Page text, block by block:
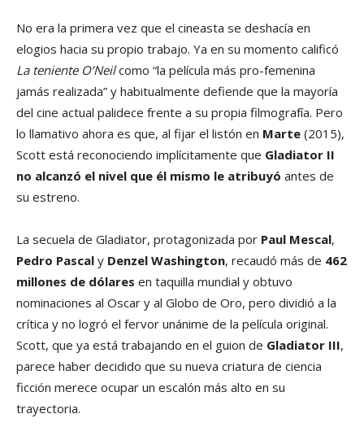
No era la primera vez que el cineasta se deshacía en
elogios hacia su propio trabajo. Ya en su momento calificó
La teniente O’Neilcomo “la película más pro-femenina
jamás realizada” y habitualmente defiende que la mayoría
del cine actual palidece frente a su propia filmografía. Pero
lo llamativo ahora es que, al fijar el listón en Marte (2015),
Scott está reconociendo implícitamente que Gladiator II
no alcanzó el nivel que él mismo le atribuyó antes de
su estreno.
La secuela de Gladiator, protagonizada por Paul Mescal,
Pedro Pascal y Denzel Washington, recaudó más de 462
millones de dólares en taquilla mundial y obtuvo
nominaciones al Oscar y al Globo de Oro, pero dividió a la
crítica y no logró el fervor unánime de la película original.
Scott, que ya está trabajando en el guion de Gladiator III,
parece haber decidido que su nueva criatura de ciencia
ficción merece ocupar un escalón más alto en su
trayectoria.